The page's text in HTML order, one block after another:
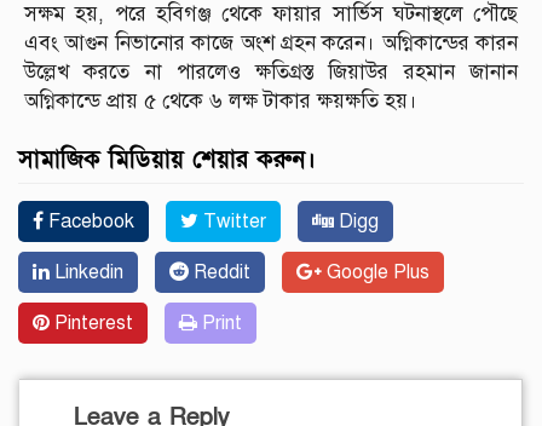
সক্ষম হয়, পরে হবিগঞ্জ থেকে ফায়ার সার্ভিস ঘটনাস্থলে পৌছে
এবং আগুন নিভানোর কাজে অংশ গ্রহন করেন। অগ্নিকান্ডের কারন
উল্লেখ করতে না পারলেও ক্ষতিগ্রস্ত জিয়াউর রহমান জানান
অগ্নিকান্ডে প্রায় ৫ থেকে ৬ লক্ষ টাকার ক্ষয়ক্ষতি হয়।
সামাজিক মিডিয়ায় শেয়ার করুন।
Facebook Twitter Digg
Linkedin Reddit Google Plus
Pinterest Print
Leave a Reply